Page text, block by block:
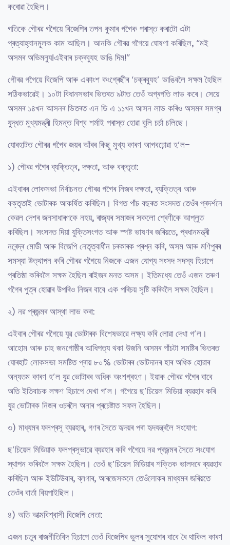
কৰোৱা হৈছিল।
গতিকে গৌৰৱ গগৈয়ে বিজেপিৰ তপন কুমাৰ গগৈক পৰাস্ত কৰাটো এটা
প্ৰত্যাহ্বানমূলক কাম আছিল। আনকি গৌৰৱ গগৈয়ে ঘোষণা কৰিছিল, “মই
অসমৰ অভিমন্যু!এইবাৰ চক্ৰব্যুহ ভাঙি দিম!”
গৌৰৱ গগৈয়ে বিজেপি আৰু একাংশ কংগ্ৰেছীৰ ‘চক্ৰব্যুহ’ ভাঙিবলৈ সক্ষম হৈছিল
সঠিকভাৱেই। ১০টা বিধানসভাৰ ভিতৰত ৯টাত তেওঁ অগ্ৰগতি লাভ কৰে। সেয়ে
অসমৰ ১৪খন আসনৰ ভিতৰত এন ডি এ ১১খন আসন লাভ কৰিও অসমৰ সমগ্ৰ
যুদ্ধত মুখ্যমন্ত্ৰী হিমন্ত বিশ্ব শৰ্মাই পৰাস্ত হোৱা বুলি চৰ্চা চলিছে।
যোৰহাটত গৌৰৱ গগৈৰ জয়ৰ আঁৰৰ কিছু মুখ্য কাৰণ আগবঢ়োৱা হ’ল-
১) গৌৰৱ গগৈৰ ব্যক্তিত্ব, দক্ষতা, আৰু বক্তৃতা:
এইবাৰৰ লোকসভা নিৰ্বাচনত গৌৰৱ গগৈৰ নিজৰ দক্ষতা, ব্যক্তিত্ব আৰু
বক্তৃতাই ভোটাৰক আকৰ্ষিত কৰিছিল। বিগত পাঁচ বছৰত সংসদত তেওঁৰ প্ৰদৰ্শনে
কেৱল দেশৰ জনসাধাৰণকে নহয়, ৰাজ্যৰ সমাজৰ সকলো শ্ৰেণীকে আপ্লুত
কৰিছিল। সংসদত দিয়া যুক্তিসংগত আৰু স্পষ্ট ভাষণৰ জৰিয়তে, প্ৰধানমন্ত্ৰী
নৰেন্দ্ৰ মোডী আৰু বিজেপি নেতৃত্বাধীন চৰকাৰক প্ৰশ্ন কৰি, অসম আৰু মণিপুৰৰ
সমস্যা উত্থাপন কৰি গৌৰৱ গগৈয়ে নিজকে এজন যোগ্য সংসদ সদস্য হিচাপে
প্ৰতিষ্ঠা কৰিবলৈ সক্ষম হৈছিল ৰাইজৰ মনত অসম। ইতিমধ্যে তেওঁ এজন তৰুণ
গগৈৰ পুত্ৰ হোৱাৰ উপৰিও নিজৰ বাবে এক পৰিচয় সৃষ্টি কৰিবলৈ সক্ষম হৈছিল।
২) নৱ প্ৰজন্মৰ আস্থা লাভ কৰা:
এইবাৰ গৌৰৱ গগৈয়ে যুৱ ভোটাৰক বিশেষভাৱে লক্ষ্য কৰি লোৱা দেখা গ’ল।
আহোম আৰু চাহ জনগোষ্ঠীৰ আধিপত্য থকা উজনি অসমৰ পাঁচটা সমষ্টিৰ ভিতৰত
যোৰহাট লোকসভা সমষ্টিত প্ৰায় ৮০% ভোটাৰৰ ভোটদানৰ হাৰ অধিক হোৱাৰ
অন্যতম কাৰণ হ’ল যুৱ ভোটাৰৰ অধিক অংশগ্ৰহণ। ইয়াক গৌৰৱ গগৈৰ বাবে
অতি ইতিবাচক লক্ষণ হিচাপে দেখা গ’ল। গগৈয়ে ছ’চিয়েল মিডিয়া ব্যৱহাৰ কৰি
যুৱ ভোটাৰক নিজৰ ওচৰলৈ অনাৰ প্ৰচেষ্টাত সফল হৈছিল।
৩) মাধ্যমৰ ফলপ্ৰসূ ব্যৱহাৰ, গণৰ সৈতে হৃদয়ৰ পৰা হৃদযন্ত্ৰলৈ সংযোগ:
ছ’চিয়েল মিডিয়াক ফলপ্ৰসূভাৱে ব্যৱহাৰ কৰি গগৈয়ে নৱ প্ৰজন্মৰ সৈতে সংযোগ
স্থাপন কৰিবলৈ সক্ষম হৈছিল। তেওঁ ছ’চিয়েল মিডিয়াৰ শক্তিক ভালদৰে ব্যৱহাৰ
কৰিছিল আৰু ইউটিউবাৰ, ব্লগাৰ, আৰজেসকলে তেওঁলোকৰ মাধ্যমৰ জৰিয়তে
তেওঁৰ বাৰ্তা বিয়পাইছিল।
৪) অতি আত্মবিশ্বাসী বিজেপি নেতা:
এজন চতুৰ ৰাজনীতিবিদ হিচাপে তেওঁ বিজেপিৰ ভুলৰ সুযোগৰ বাবে ৰৈ থাকিল কাৰণ